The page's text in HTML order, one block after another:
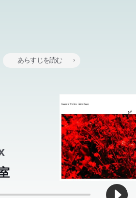
あらすじを読む
、この世はかさっかさの世界になって
タリウムで拾われ、彗星にちなんで名
に、ひとりは星の語り部になった。お
役割とは?こころの救済と絶望を巧まず
、この世はかさっかさの世界になって
タリウムで拾われ、彗星にちなんで名
に、ひとりは星の語り部になった。お
役割とは?こころの救済と絶望を巧まず